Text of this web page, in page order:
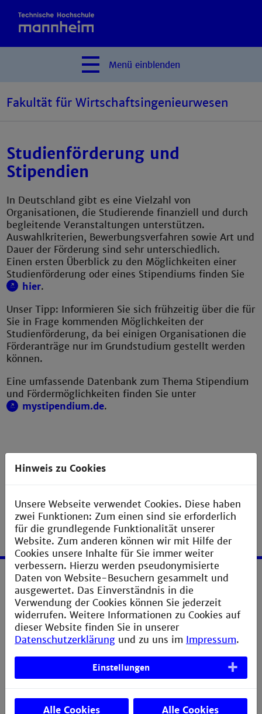
Menü einblenden
Fakultät für Wirtschaftsingenieurwesen
Studienförderung und
Stipendien
In Deutschland gibt es eine Vielzahl von
Organisationen, die Studierende finanziell und durch
begleitende Veranstaltungen unterstützen.
Auswahlkriterien, Bewerbungsverfahren sowie Art und
Dauer der Förderung sind sehr unterschiedlich.
Einen ersten Überblick zu den Möglichkeiten einer
Studienförderung oder eines Stipendiums finden Sie
hier.
Unser Tipp: Informieren Sie sich frühzeitig über die für
Sie in Frage kommenden Möglichkeiten der
Studienförderung, da bei einigen Organisationen die
Förderanträge nur im Grundstudium gestellt werden
können.
Eine umfassende Datenbank zum Thema Stipendium
und Fördermöglichkeiten finden Sie unter
mystipendium.de.
Service
Impressum
Erklärung zur Barrierefreiheit
Datenschutzerklärung
Hinweis zu Cookies
Unsere Webseite verwendet Cookies. Diese haben
zwei Funktionen: Zum einen sind sie erforderlich
für die grundlegende Funktionalität unserer
Website. Zum anderen können wir mit Hilfe der
Cookies unsere Inhalte für Sie immer weiter
verbessern. Hierzu werden pseudonymisierte
Daten von Website-Besuchern gesammelt und
ausgewertet. Das Einverständnis in die
Verwendung der Cookies können Sie jederzeit
widerrufen. Weitere Informationen zu Cookies auf
dieser Website finden Sie in unserer
Datenschutzerklärung und zu uns im Impressum.
Einstellungen
Alle Cookies Alle Cookies